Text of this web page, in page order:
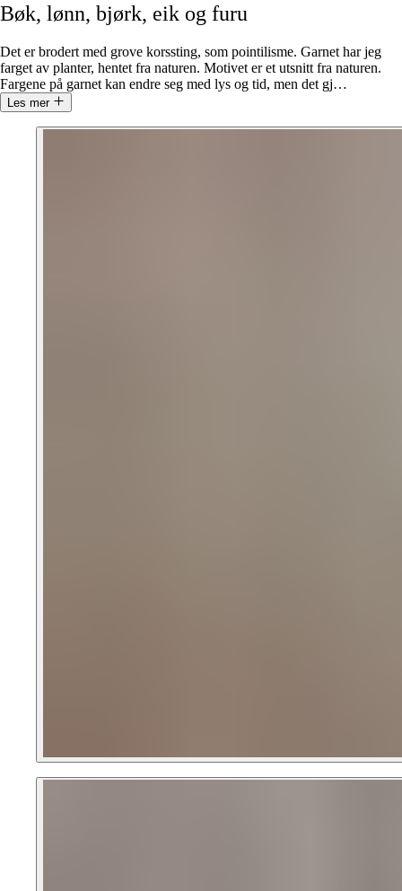
Bøk, lønn, bjørk, eik og furu
Det er brodert med grove korssting, som pointilisme. Garnet har jeg
farget av planter, hentet fra naturen. Motivet er et utsnitt fra naturen.
Fargene på garnet kan endre seg med lys og tid, men det gj…
Les mer